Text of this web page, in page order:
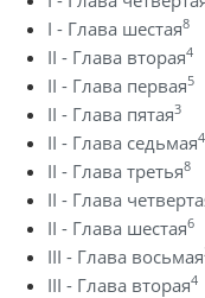
I - Глава шестая8
II - Глава вторая4
II - Глава первая5
II - Глава пятая3
II - Глава седьмая4
II - Глава третья8
II - Глава
II - Глава шестая6
III - Глава восьмая
III - Глава вторая4